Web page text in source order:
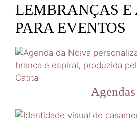
LEMBRANÇAS E
PARA EVENTOS
Agendas